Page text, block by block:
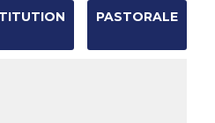
PASTORALE
Chercher par
Recherche